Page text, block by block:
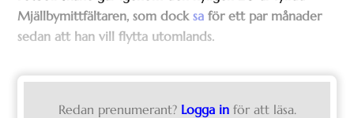
Mjällbymittfältaren, som docksa för ett par månader
sedan att han vill flytta utomlands.
Redan prenumerant? Logga in för att läsa.